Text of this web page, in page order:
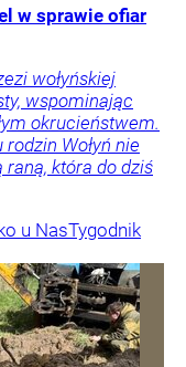
w sprawie ofiar
wołyńskiej
wspominając
okrucieństwem.
Wołyń nie
która do dziś
u NasTygodnik